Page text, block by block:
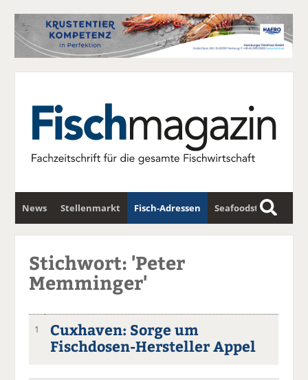
News Stellenmarkt Fisch-Adressen Seafoodstar
Fischwirtschafts-Gipfel Newsletter
S
u
Stichwort: 'Peter
Memminger'
1
Cuxhaven: Sorge um
Fischdosen-Hersteller Appel